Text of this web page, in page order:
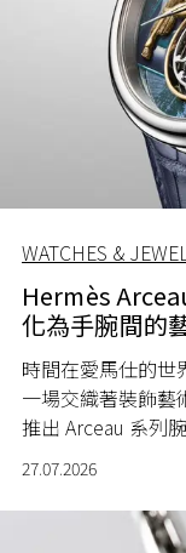
WATCHES &
Hermès
化為手腕間的
時間在愛馬仕的世
一場交織著裝飾藝
推出 Arceau 系列
27.07.2026